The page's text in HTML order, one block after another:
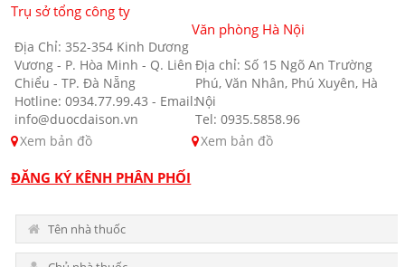
Trụ sở tổng công ty
Địa Chỉ: 352-354 Kinh Dương
Vương - P. Hòa Minh - Q. Liên
Chiểu - TP. Đà Nẵng
Hotline: 0934.77.99.43 - Email:
info@duocdaison.vn
Xem bản đồ
Văn phòng Hà Nội
Địa chỉ: Số 15 Ngõ An Trường
Phú, Văn Nhân, Phú Xuyên, Hà
Nội
Tel: 0935.5858.96
Xem bản đồ
ĐĂNG KÝ KÊNH PHÂN PHỐI